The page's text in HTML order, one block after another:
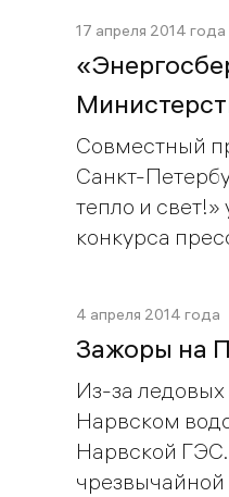
17 апреля 2014 года
Совместный
Санкт-
тепло и
конкурса
4 апреля 2014 года
Зажоры на
Из-за
Нарвском
Нарвской
чрезвычайной